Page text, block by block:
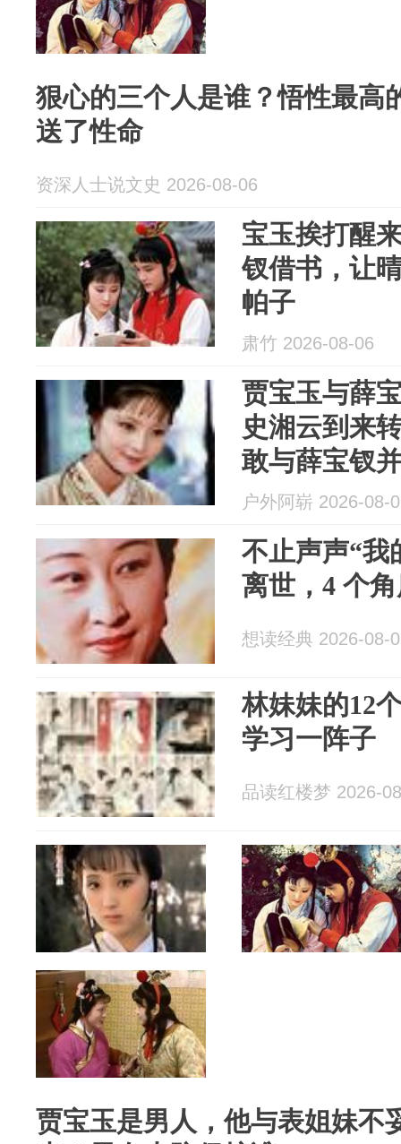
狠心的三个人是谁？悟性最高
送了性命
资深人士说文史 2026-08-06
宝玉挨打醒
钗借书，让
帕子
肃竹 2026-08-06
贾宝玉与薛
史湘云到来
敢与薛宝钗
户外阿崭 2026-08-
不止声声“我
离世，4 个
想读经典 2026-08-
林妹妹的12
学习一阵子
品读红楼梦 2026-
贾宝玉是男人，他与表姐妹不